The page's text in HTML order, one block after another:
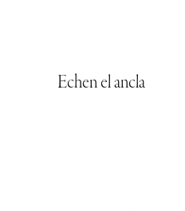
Echen el ancla